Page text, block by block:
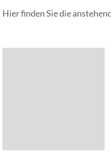
Hier finden Sie die